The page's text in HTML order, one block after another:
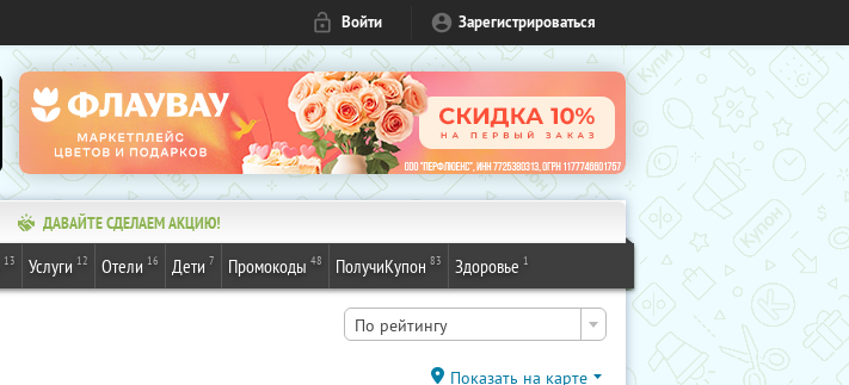
Войти Зарегистрироваться
ДАВАЙТЕ СДЕЛАЕМ АКЦИЮ!
13 Услуги 12 Отели 16 Дети 7 Промокоды 48 ПолучиКупон 83 Здоровье 1
По рейтингу
Показать на карте